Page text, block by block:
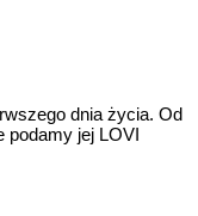
dnia życia. Od
podamy jej LOVI